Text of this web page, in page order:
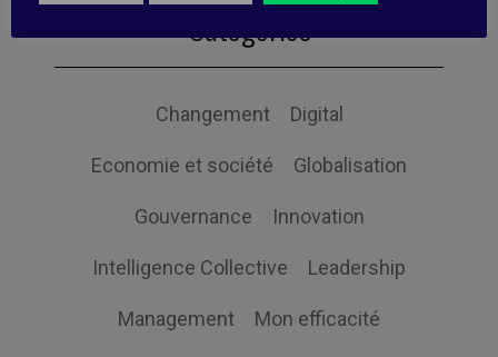
Catégories
Changement Digital
Economie et société Globalisation
Gouvernance Innovation
Intelligence Collective Leadership
Management Mon efficacité